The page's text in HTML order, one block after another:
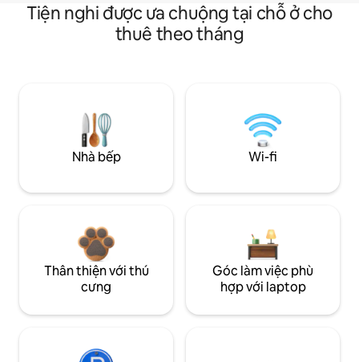
Tiện nghi được ưa chuộng tại chỗ ở cho
thuê theo tháng
Nhà bếp Wi-fi
Thân thiện với thú
cưng
Góc làm việc phù
hợp với laptop